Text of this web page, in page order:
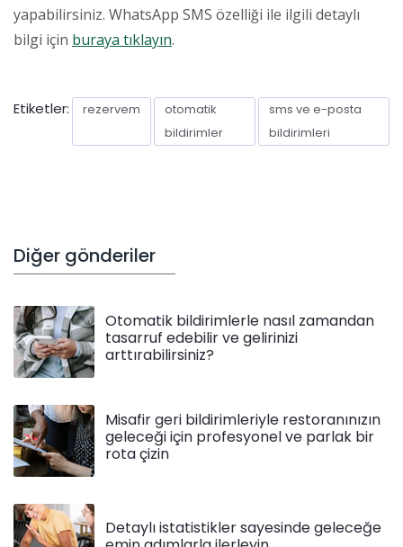
yapabilirsiniz. WhatsApp SMS özelliği ile ilgili detaylı
bilgi için buraya tıklayın.
Etiketler: rezervem
otomatik
bildirimler
sms ve e-posta
bildirimleri
Diğer gönderiler
Otomatik bildirimlerle nasıl zamandan
tasarruf edebilir ve gelirinizi
arttırabilirsiniz?
Misafir geri bildirimleriyle restoranınızın
geleceği için profesyonel ve parlak bir
rota çizin
Detaylı istatistikler sayesinde geleceğe